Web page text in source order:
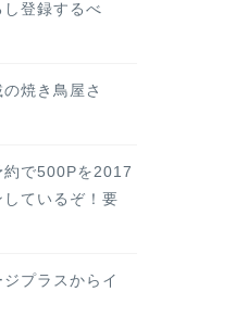
登録するべ
焼き鳥屋さ
約で500Pを2017
ているぞ！要
プラスからイ